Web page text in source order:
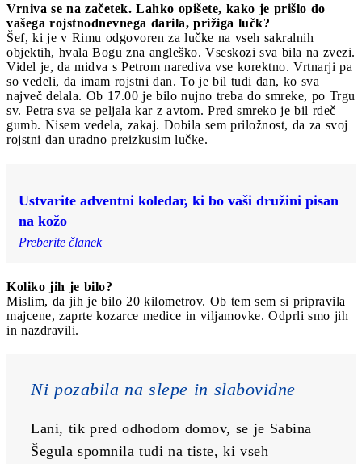
Vrniva se na začetek. Lahko opišete, kako je prišlo do
vašega rojstnodnevnega darila, prižiga lučk?
Šef, ki je v Rimu odgovoren za lučke na vseh sakralnih
objektih, hvala Bogu zna angleško. Vseskozi sva bila na zvezi.
Videl je, da midva s Petrom narediva vse korektno. Vrtnarji pa
so vedeli, da imam rojstni dan. To je bil tudi dan, ko sva
največ delala. Ob 17.00 je bilo nujno treba do smreke, po Trgu
sv. Petra sva se peljala kar z avtom. Pred smreko je bil rdeč
gumb. Nisem vedela, zakaj. Dobila sem priložnost, da za svoj
rojstni dan uradno preizkusim lučke.
Ustvarite adventni koledar, ki bo vaši družini pisan
na kožo
Preberite članek
Koliko jih je bilo?
Mislim, da jih je bilo 20 kilometrov. Ob tem sem si pripravila
majcene, zaprte kozarce medice in viljamovke. Odprli smo jih
in nazdravili.
Ni pozabila na slepe in slabovidne
Lani, tik pred odhodom domov, se je Sabina
Šegula spomnila tudi na tiste, ki vseh